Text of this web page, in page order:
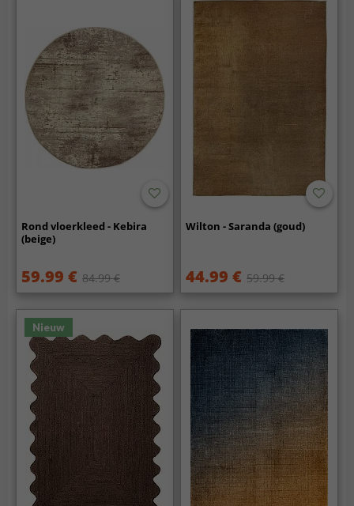
Rond vloerkleed - Kebira
(beige)
59.99 € 84.99 €
Wilton - Saranda (goud)
44.99 € 59.99 €
Nieuw